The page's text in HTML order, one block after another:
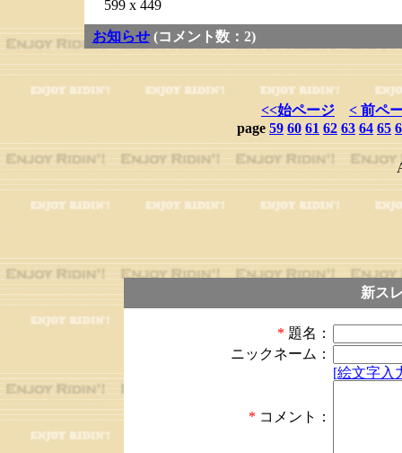
599 x 449
お知らせ(コメント数：2)
<<始ページ
< 前ペ
page 59 60 61 62 63 64 65
新ス
* 題名：
ニックネーム：
* コメント：
[絵文字入